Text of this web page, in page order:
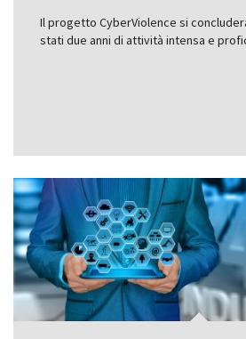
Il progetto CyberViolence si
stati due anni di attività intensa e